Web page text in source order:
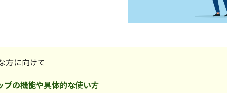
方に向けて
プの機能や具体的な使い方